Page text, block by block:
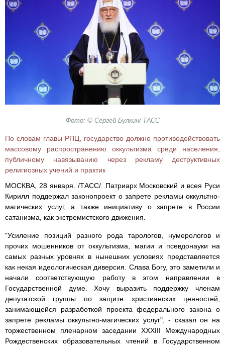
Фото: © Сергей Булкин/ ТАСС
По словам главы РПЦ, государство должно противодействовать
массовому распространению оккультизма среди населения,
публичному навязыванию через рекламу деструктивных
религиозных учений и практик
МОСКВА, 28 января. /ТАСС/. Патриарх Московский и всея Руси
Кирилл поддержал законопроект о запрете рекламы оккультно-
магических услуг, а также инициативу о запрете в России
сатанизма, как экстремистского движения.
"Усиление позиций разного рода тарологов, нумерологов и
прочих мошенников от оккультизма, магии и псевдонауки на
самых разных уровнях в нынешних условиях представляется
как некая идеологическая диверсия. Слава Богу, это заметили и
начали соответствующую работу в этом направлении в
Государственной думе. Хочу выразить поддержку членам
депутатской группы по защите христианских ценностей,
занимающейся разработкой проекта федерального закона о
запрете рекламы оккультно-магических услуг", - сказал он на
торжественном пленарном заседании XXХIII Международных
Рождественских образовательных чтений в Государственном